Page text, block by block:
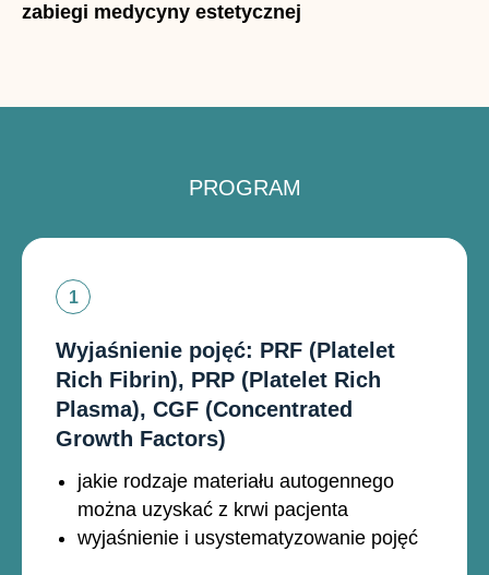
zabiegi medycyny estetycznej
PROGRAM
Wyjaśnienie pojęć: PRF (Platelet
Rich Fibrin), PRP (Platelet Rich
Plasma), CGF (Concentrated
Growth Factors)
jakie rodzaje materiału autogennego
można uzyskać z krwi pacjenta
wyjaśnienie i usystematyzowanie pojęć